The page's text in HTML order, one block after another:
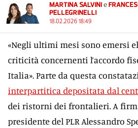
MARTINA SALVINIe
PELLEGRINELLI
18.02.2026 18:49
«Negli ultimi mesi sono emersi
criticità concernenti l’accordo
Italia». Parte da questa
interpartitica depositata dal
dei ristorni dei frontalieri. A
presidente del PLR Alessandro